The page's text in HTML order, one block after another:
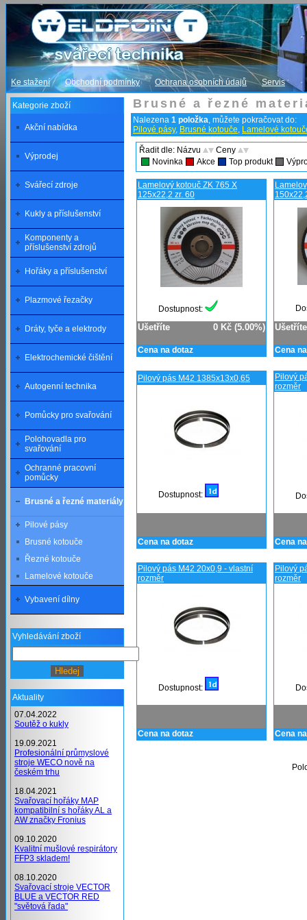
Brusné a řezné
Ke stažení Obchodní podmínky Ochrana osobních údajů Servis
Nalezena 1 položka, můžete pokračovat do:
Pilové pásy, Brusné kotouče, Lamelové
Řadit dle: Názvu
Ceny
Novinka
Akce Top produkt
Lamelový kotouč ZK 765 X
125x22,2 zr. 60
Dostupnost:
Ušetříte 0 Kč (5.00%)
Cena na dotaz
Ušetříte
Cena
Pilový pás M42 1385x13x0,65
Dostupnost:
Cena na dotaz
Pilový
rozměr
Cena
Pilový pás M42 20x0,9 - vlastní
rozměr
Dostupnost:
Cena na dotaz
Pilový
rozměr
Cena
Kategorie zboží
Akční nabídka
Výprodej
Svářecí zdroje
Kukly a příslušenství
Komponenty a
příslušenství zdrojů
Hořáky a příslušenství
Plazmové řezačky
Dráty, tyče a elektrody
Elektrochemické čištění
Autogenní technika
Pomůcky pro svařování
Polohovadla pro
svařování
Ochranné pracovní
pomůcky
Brusné a řezné materiály
Pilové pásy
Brusné kotouče
Řezné kotouče
Lamelové kotouče
Vybavení dílny
Vyhledávání zboží
Aktuality
07.04.2022
Soutěž o kukly
19.09.2021
Profesionální průmyslové
stroje WECO nově na
českém trhu
18.04.2021
Svařovací hořáky MAP
kompatibilní s hořáky AL a
AW značky Fronius
09.10.2020
Kvalitní mušlové respirátory
FFP3 skladem!
08.10.2020
Svařovací stroje VECTOR
BLUE a VECTOR RED
"světová řada"